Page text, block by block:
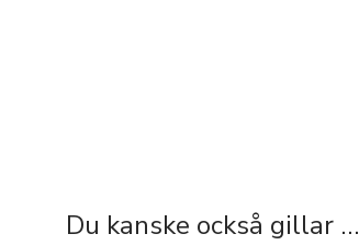
Du kanske också gillar …